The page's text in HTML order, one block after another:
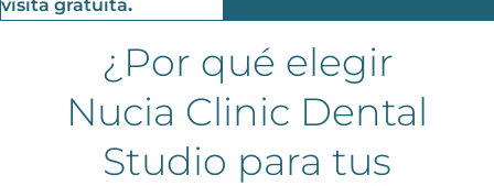
visita gratuita.
¿Por qué elegir
Nucia Clinic Dental
Studio para tus